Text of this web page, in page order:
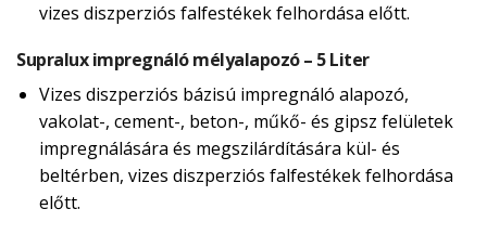
vizes diszperziós falfestékek felhordása előtt.
Supralux impregnáló mélyalapozó – 5 Liter
Vizes diszperziós bázisú impregnáló alapozó,
vakolat-, cement-, beton-, műkő- és gipsz felületek
impregnálására és megszilárdítására kül- és
beltérben, vizes diszperziós falfestékek felhordása
előtt.